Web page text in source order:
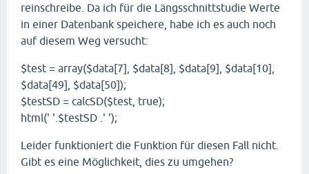
reinschreibe. Da ich für die Längsschnittstudie Werte
in einer Datenbank speichere, habe ich es auch noch
auf diesem Weg versucht:
$test = array($data[7], $data[8], $data[9], $data[10],
$data[49], $data[50]);
$testSD = calcSD($test, true);
html(' '.$testSD .' ');
Leider funktioniert die Funktion für diesen Fall nicht.
Gibt es eine Möglichkeit, dies zu umgehen?